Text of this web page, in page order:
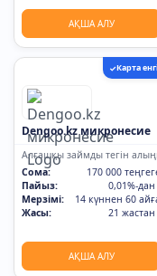
АҚША АЛУ
✓Карта
Dengoo.kz микронесие
Алғашқы займды тегін
Сома:
170 000
Пайыз:
0,01%-дан
Мерзімі:
14 күннен 60
Жасы:
21 жастан
АҚША АЛУ